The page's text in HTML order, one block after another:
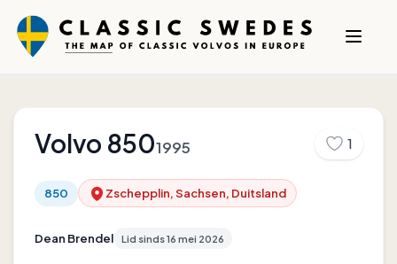
Volvo 8501995 1
850 Zschepplin, Sachsen, Duitsland
Dean Brendel Lid sinds16 mei 2026